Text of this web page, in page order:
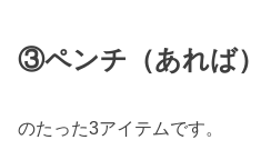
③ペンチ（あれば）
のたった3アイテムです。